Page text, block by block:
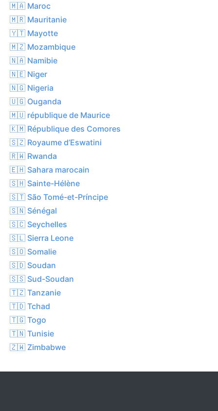
🇲🇦 Maroc
🇲🇷 Mauritanie
🇾🇹 Mayotte
🇲🇿 Mozambique
🇳🇦 Namibie
🇳🇪 Niger
🇳🇬 Nigeria
🇺🇬 Ouganda
🇲🇺 république de Maurice
🇰🇲 République des Comores
🇸🇿 Royaume d’Eswatini
🇷🇼 Rwanda
🇪🇭 Sahara marocain
🇸🇭 Sainte-Hélène
🇸🇹 São Tomé-et-Príncipe
🇸🇳 Sénégal
🇸🇨 Seychelles
🇸🇱 Sierra Leone
🇸🇴 Somalie
🇸🇩 Soudan
🇸🇸 Sud-Soudan
🇹🇿 Tanzanie
🇹🇩 Tchad
🇹🇬 Togo
🇹🇳 Tunisie
🇿🇼 Zimbabwe